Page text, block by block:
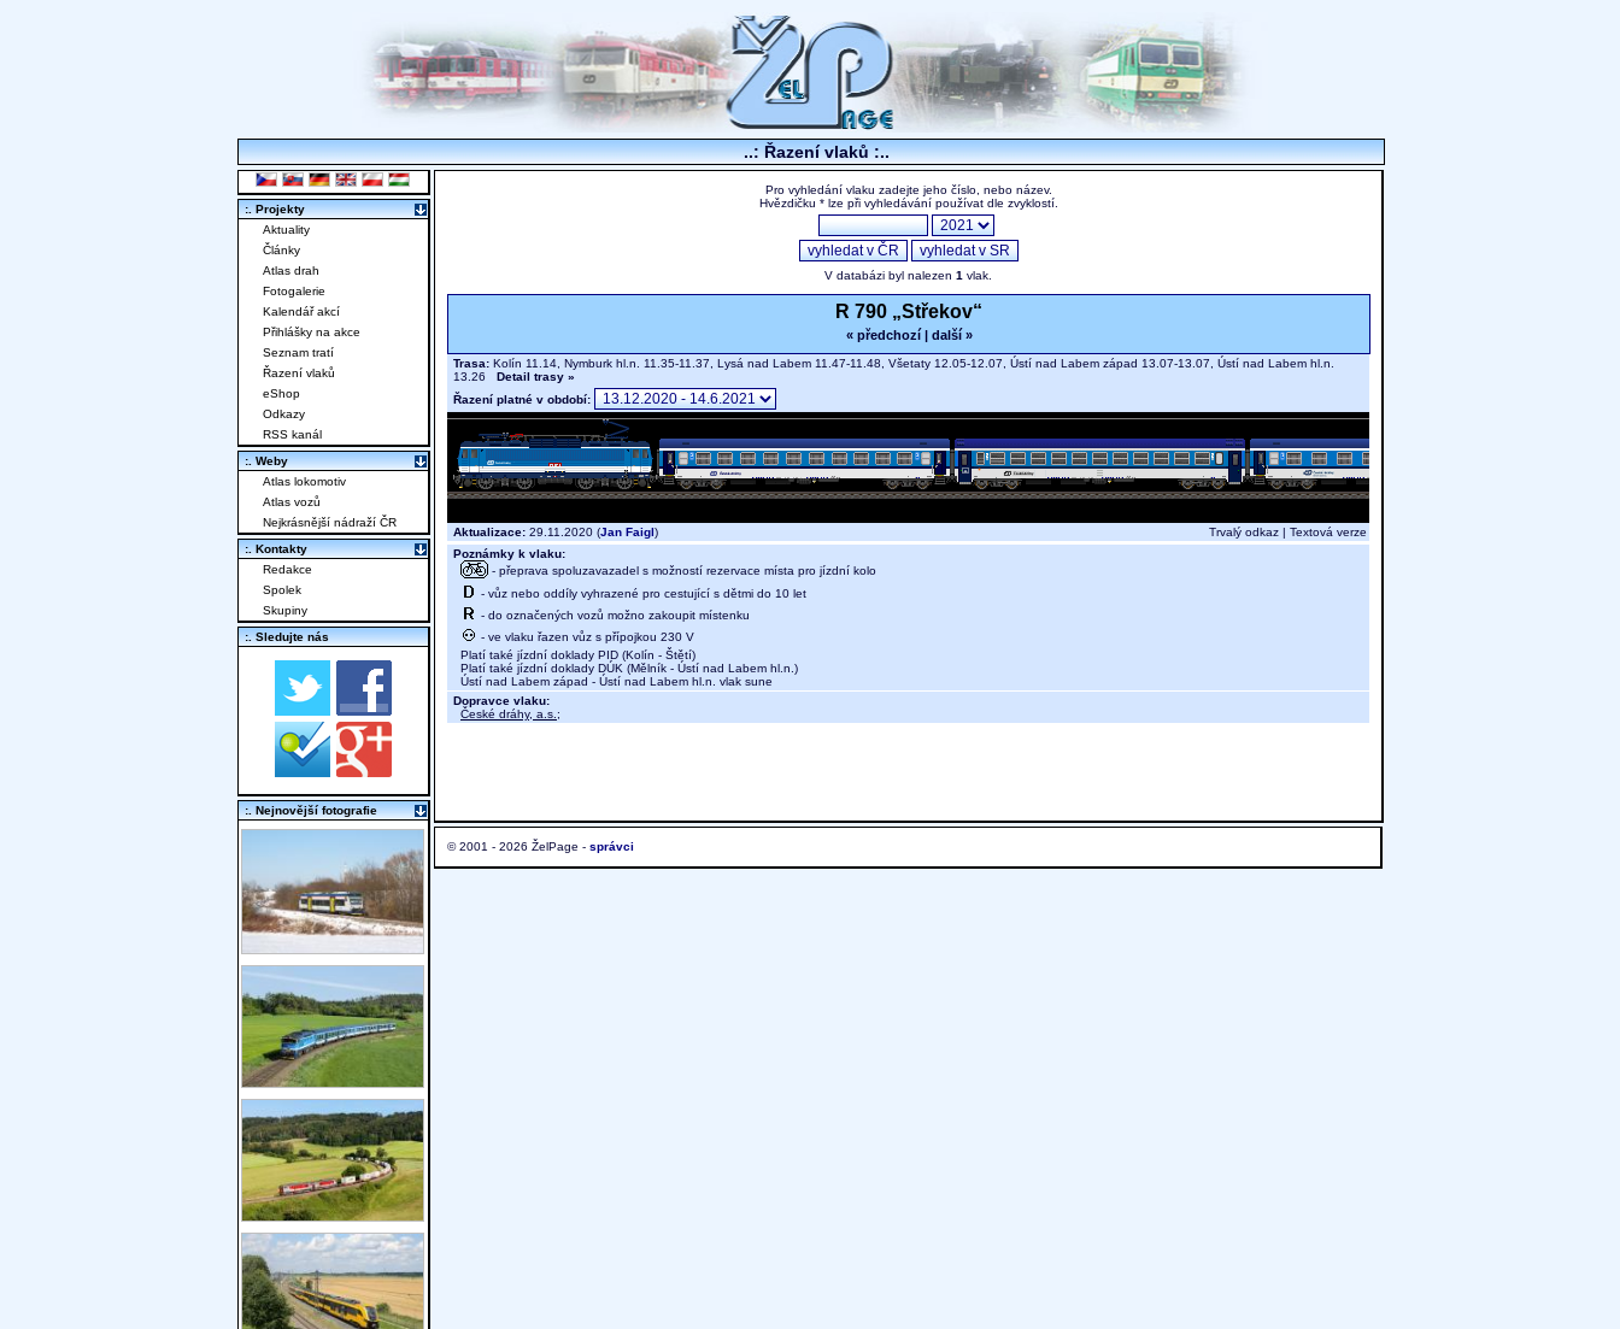
..: Řazení vlaků :..
Pro vyhledání vlaku zadejte jeho číslo, nebo název.
Hvězdičku * lze při vyhledávání používat dle zvyklostí.
V databázi byl nalezen 1 vlak.
R 790 „Střekov“
« předchozí| další »
Trasa: Kolín 11.14, Nymburk hl.n. 11.35-11.37, Lysá nad Labem 11.47-11.48, Všetaty 12.05-12.07, Ústí nad Labem západ 13.07-13.07, Ústí nad Labem hl.n.
13.26 Detail trasy »
Řazení platné v období:
Aktualizace: 29.11.2020 (Jan Faigl) Trvalý odkaz | Textová verze
Poznámky k vlaku:
- přeprava spoluzavazadel s možností rezervace místa pro jízdní kolo
- vůz nebo oddíly vyhrazené pro cestující s dětmi do 10 let
- do označených vozů možno zakoupit místenku
- ve vlaku řazen vůz s přípojkou 230 V
Platí také jízdní doklady PID (Kolín - Štětí)
Platí také jízdní doklady DÚK (Mělník - Ústí nad Labem hl.n.)
Ústí nad Labem západ - Ústí nad Labem hl.n. vlak sune
Dopravce vlaku:
České dráhy, a.s. ;
© 2001 - 2026 ŽelPage - správci
:. Projekty
Aktuality
Články
Atlas drah
Fotogalerie
Kalendář akcí
Přihlášky na akce
Seznam tratí
Řazení vlaků
eShop
Odkazy
RSS kanál
:. Weby
Atlas lokomotiv
Atlas vozů
Nejkrásnější nádraží ČR
:. Kontakty
Redakce
Spolek
Skupiny
:. Sledujte nás
:. Nejnovější fotografie